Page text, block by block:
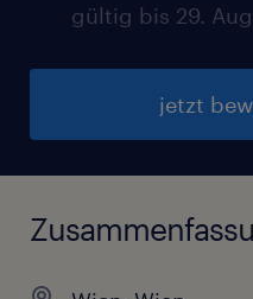
gültig bis 29.
jetzt